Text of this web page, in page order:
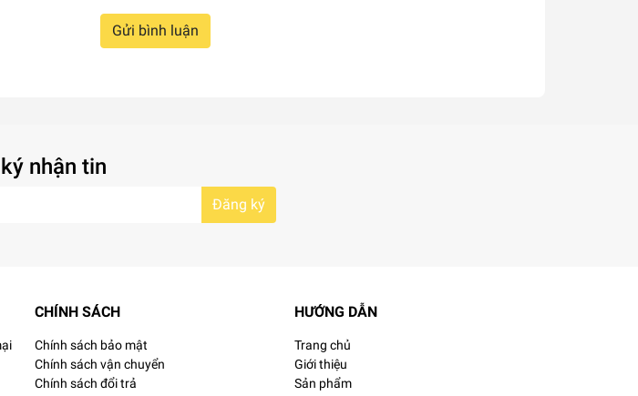
Gửi bình luận
nhận tin
Đăng ký
CHÍNH SÁCH
Chính sách bảo mật
Chính sách vận chuyển
Chính sách đổi trả
HƯỚNG DẪN
Trang chủ
Giới thiệu
Sản phẩm